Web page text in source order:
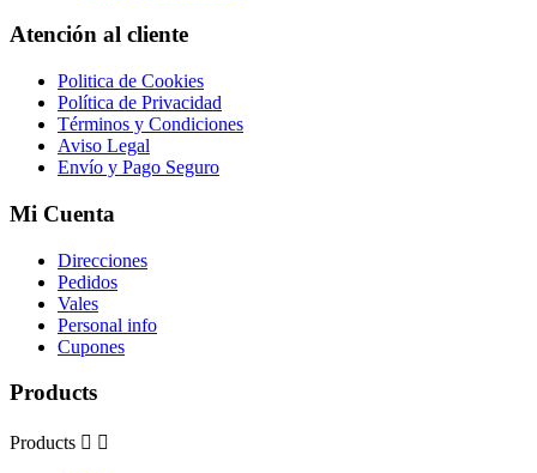
Atención al cliente
Politica de Cookies
Política de Privacidad
Términos y Condiciones
Aviso Legal
Envío y Pago Seguro
Mi Cuenta
Direcciones
Pedidos
Vales
Personal info
Cupones
Products
Products  